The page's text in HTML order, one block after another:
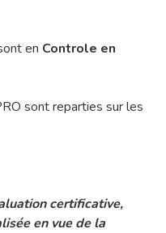
en Controle en
sont reparties sur les
certificative,
en vue de la